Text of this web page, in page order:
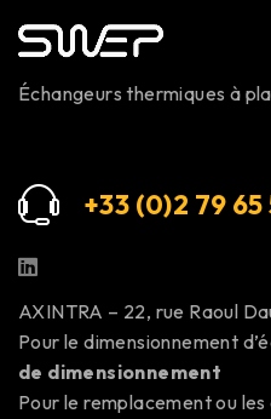
Échangeurs thermiques à
+33 (0)2 79 65
AXINTRA – 22, rue Raoul
Pour le dimensionnement
de dimensionnement
Pour le remplacement ou